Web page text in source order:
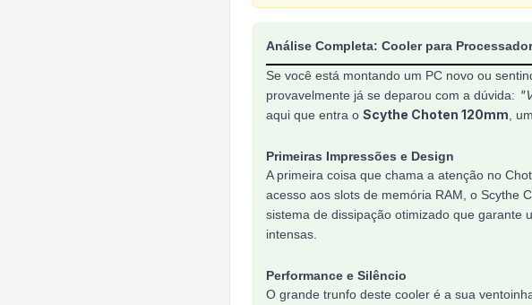
Análise do produtoCooler para
Análise Completa: Cooler para
Se você está montando um PC novo ou
provavelmente já se deparou com a dúvida:
aqui que entra o Scythe Choten 120mm ,
Primeiras Impressões e Design
A primeira coisa que chama a atenção no
acesso aos slots de memória RAM, o Scythe
sistema de dissipação otimizado que garante
intensas.
Performance e Silêncio
O grande trunfo deste cooler é a sua